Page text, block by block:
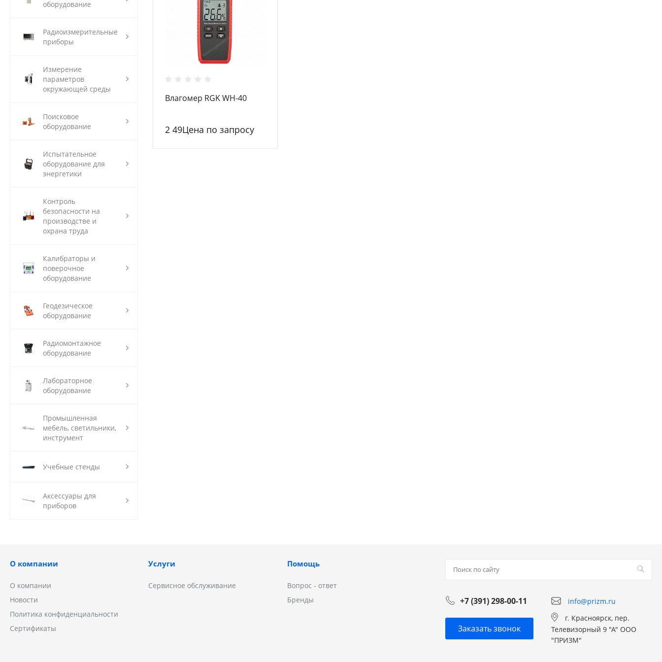
оборудование
Радиоизмерительные
приборы
Измерение
параметров
окружающей среды
Поисковое
оборудование
Испытательное
оборудование для
энергетики
Контроль
безопасности на
производстве и
охрана труда
Калибраторы и
поверочное
оборудование
Геодезическое
оборудование
Радиомонтажное
оборудование
Лабораторное
оборудование
Промышленная
мебель, светильники,
инструмент
Учебные стенды
Аксессуары для
приборов
Влагомер RGK WH-40
2 49Цена по запросу
О компании
О компании
Новости
Политика конфиденциальности
Сертификаты
Услуги
Сервисное обслуживание
Помощь
Вопрос - ответ
Бренды
+7 (391) 298-00-11 info@prizm.ru
Заказать звонок
г. Красноярск, пер.
Телевизорный 9 "А" ООО
"ПРИЗМ"